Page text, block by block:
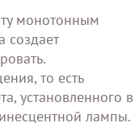
монотонным
создает
то есть
установленного в
лампы.